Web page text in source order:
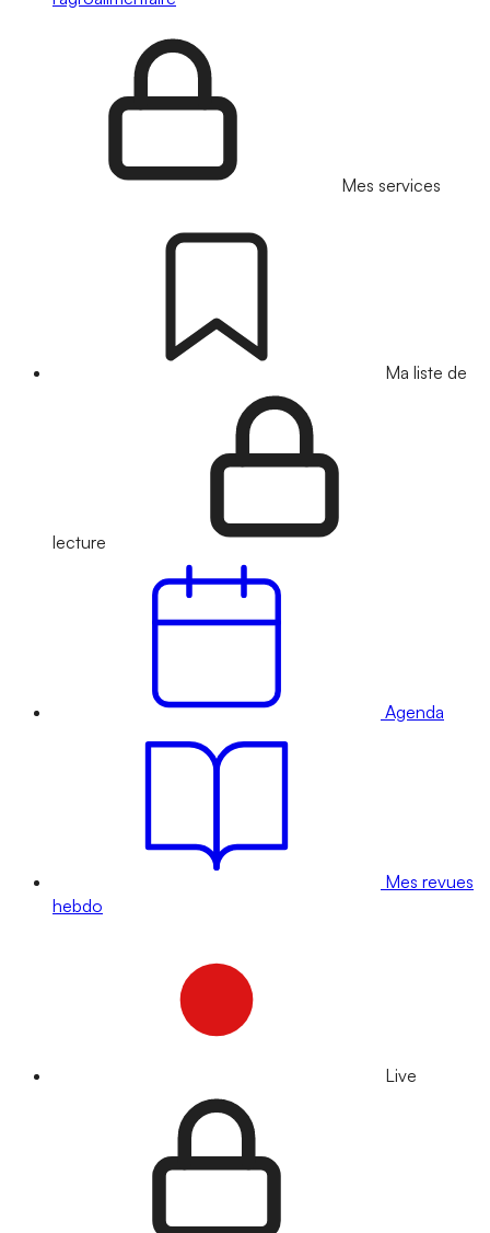
Mes services
Ma liste de
lecture
Agenda
Mes revues
hebdo
Live